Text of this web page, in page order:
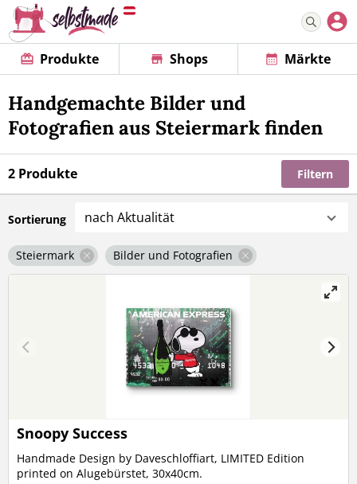
Produkte Shops Märkte
Handgemachte Bilder und
Fotografien aus Steiermark finden
2 Produkte Filtern
Sortierung nach Aktualität
Steiermark Bilder und Fotografien
Snoopy Success
Handmade Design by Daveschloffiart, LIMITED Edition
printed on Alugebürstet, 30x40cm.